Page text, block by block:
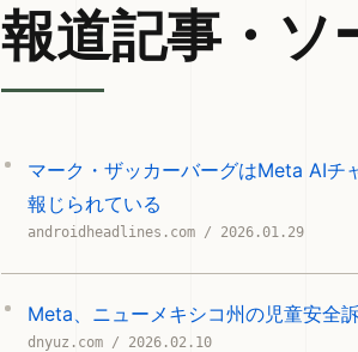
報道記事・ソ
マーク・ザッカーバーグはMeta AIチ
報じられている
androidheadlines.com / 2026.01.29
Meta、ニューメキシコ州の児童安全
dnyuz.com / 2026.02.10